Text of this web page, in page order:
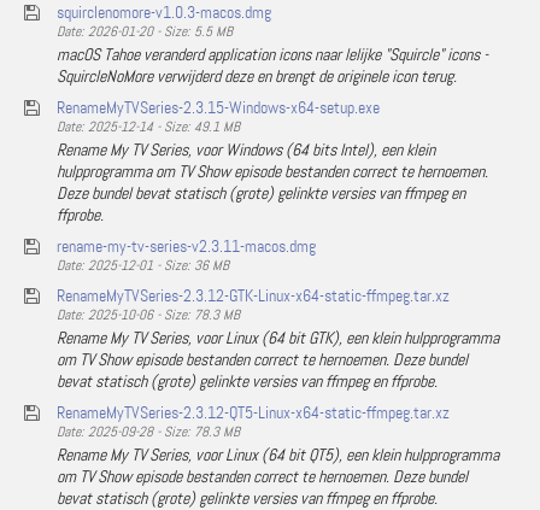
squirclenomore-v1.0.3-macos.dmg
Date: 2026-01-20 - Size: 5.5 MB
macOS Tahoe veranderd application icons naar lelijke "Squircle" icons -
SquircleNoMore verwijderd deze en brengt de originele icon terug.
RenameMyTVSeries-2.3.15-Windows-x64-setup.exe
Date: 2025-12-14 - Size: 49.1 MB
Rename My TV Series, voor Windows (64 bits Intel), een klein
hulpprogramma om TV Show episode bestanden correct te hernoemen.
Deze bundel bevat statisch (grote) gelinkte versies van ffmpeg en
ffprobe.
rename-my-tv-series-v2.3.11-macos.dmg
Date: 2025-12-01 - Size: 36 MB
RenameMyTVSeries-2.3.12-GTK-Linux-x64-static-ffmpeg.tar.xz
Date: 2025-10-06 - Size: 78.3 MB
Rename My TV Series, voor Linux (64 bit GTK), een klein hulpprogramma
om TV Show episode bestanden correct te hernoemen. Deze bundel
bevat statisch (grote) gelinkte versies van ffmpeg en ffprobe.
RenameMyTVSeries-2.3.12-QT5-Linux-x64-static-ffmpeg.tar.xz
Date: 2025-09-28 - Size: 78.3 MB
Rename My TV Series, voor Linux (64 bit QT5), een klein hulpprogramma
om TV Show episode bestanden correct te hernoemen. Deze bundel
bevat statisch (grote) gelinkte versies van ffmpeg en ffprobe.